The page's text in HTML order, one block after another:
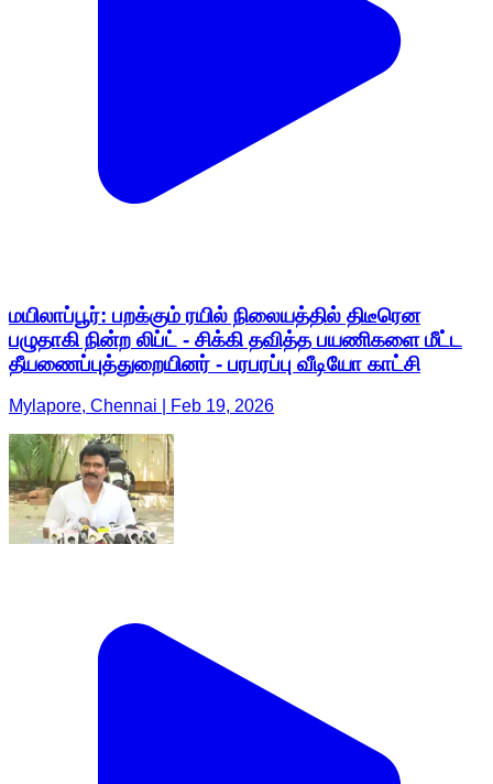
மயிலாப்பூர்: பறக்கும் ரயில் நிலையத்தில் திடீரென
பழுதாகி நின்ற லிப்ட் - சிக்கி தவித்த பயணிகளை மீட்ட
தீயணைப்புத்துறையினர் - பரபரப்பு வீடியோ காட்சி
Mylapore, Chennai | Feb 19, 2026